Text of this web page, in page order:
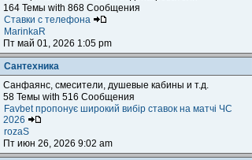
164 Темы with 868 Сообщения
Ставки с телефона
MarinkaR
Пт май 01, 2026 1:05 pm
Сантехника
Санфаянс, смесители, душевые кабины и т.д.
58 Темы with 516 Сообщения
Favbet пропонує широкий вибір ставок на матчі ЧС
2026
rozaS
Пт июн 26, 2026 9:02 am